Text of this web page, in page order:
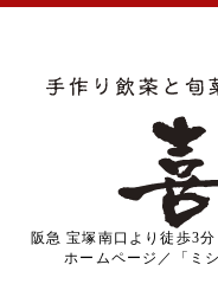
阪急 宝塚南口より徒歩3
ホームページ／「ミ